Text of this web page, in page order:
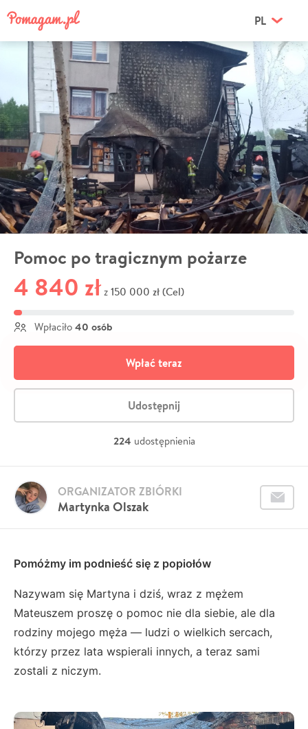
PL
Pomoc po tragicznym pożarze
4 840 zł z 150 000 zł (Cel)
Wpłaciło 40 osób
Wpłać teraz
Udostępnij
224 udostępnienia
Martynka Olszak
ORGANIZATOR ZBIÓRKI
Pomóżmy im podnieść się z popiołów
Nazywam się Martyna i dziś, wraz z mężem
Mateuszem proszę o pomoc nie dla siebie, ale dla
rodziny mojego męża — ludzi o wielkich sercach,
którzy przez lata wspierali innych, a teraz sami
zostali z niczym.